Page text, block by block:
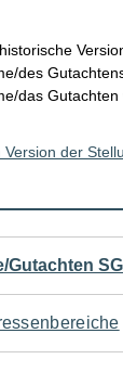
des
das
der